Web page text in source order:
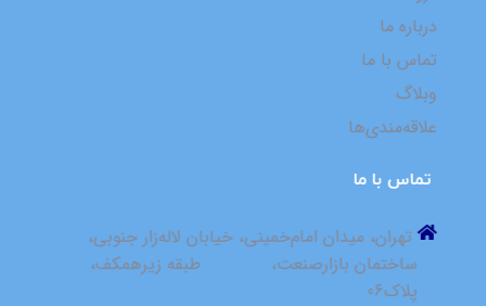
درباره ما
تماس با ما
وبلاگ
علاقه‌مندی‌ها
⁮⁮⁮⁮ ⁮⁮تماس با ما
⁮⁮ ⁮⁮تهران، میدان امام‌خمینی، خیابان لاله‌زار جنوبی، ⁮⁮ ⁮⁮ ⁮⁮ ⁮⁮ ⁮⁮ ⁮⁮
⁮⁮ساختمان بازارصنعت، ⁮⁮ ⁮⁮ ⁮⁮ ⁮⁮ ⁮ ⁮⁮ ⁮⁮ ⁮⁮ ⁮⁮ ⁮⁮ ⁮⁮ ⁮⁮⁮⁮ ⁮⁮طبقه زیرهمکف،
پلاک06